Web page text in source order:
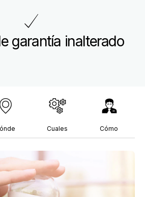
garantía inalterado
Cuales Cómo